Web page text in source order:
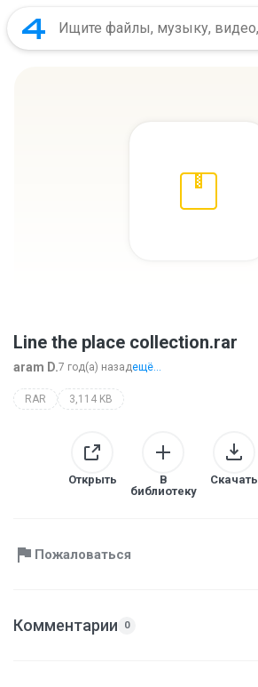
Line the place collection.rar
aram D.7 год(а) назадещё...
RAR 3,114 KB
Открыть
В
библиотеку
Скачать
Пожаловаться
Комментарии 0